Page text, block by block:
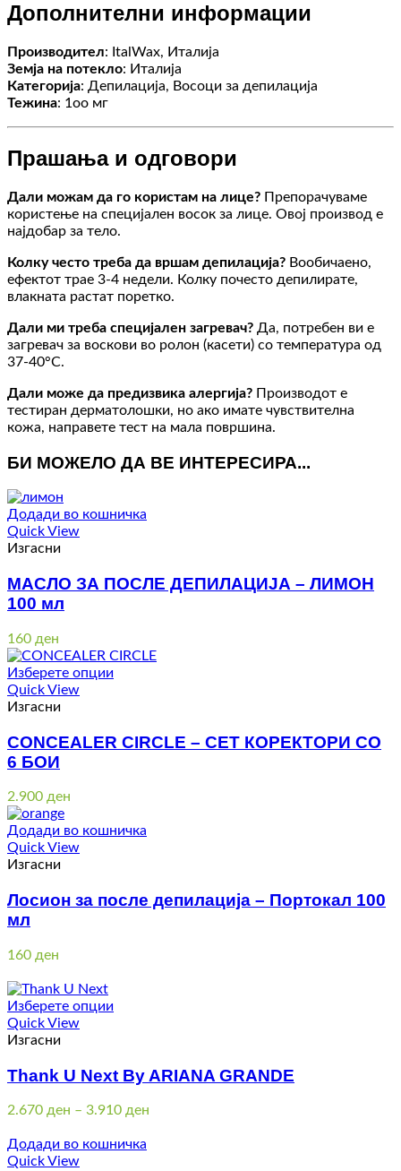
Дополнителни информации
Производител: ItalWax, Италија
Земја на потекло: Италија
Категорија: Депилација, Восоци за депилација
Тежина: 1оо мг
Прашања и одговори
Дали можам да го користам на лице? Препорачуваме
користење на специјален восок за лице. Овој производ е
најдобар за тело.
Колку често треба да вршам депилација? Вообичаено,
ефектот трае 3-4 недели. Колку почесто депилирате,
влакната растат поретко.
Дали ми треба специјален загревач? Да, потребен ви е
загревач за воскови во ролон (касети) со температура од
37-40°C.
Дали може да предизвика алергија? Производот е
тестиран дерматолошки, но ако имате чувствителна
кожа, направете тест на мала површина.
БИ МОЖЕЛО ДА ВЕ ИНТЕРЕСИРА...
Додади во кошничка
Quick View
Изгасни
МАСЛО ЗА ПОСЛЕ ДЕПИЛАЦИЈА – ЛИМОН
100 мл
160 ден
Изберете опции
Quick View
Изгасни
CONCEALER CIRCLE – СЕТ КОРЕКТОРИ СО
6 БОИ
2.900 ден
Додади во кошничка
Quick View
Изгасни
Лосион за после депилација – Портокал 100
мл
160 ден
Изберете опции
Quick View
Изгасни
Thank U Next By ARIANA GRANDE
2.670 ден – 3.910 ден
Додади во кошничка
Quick View